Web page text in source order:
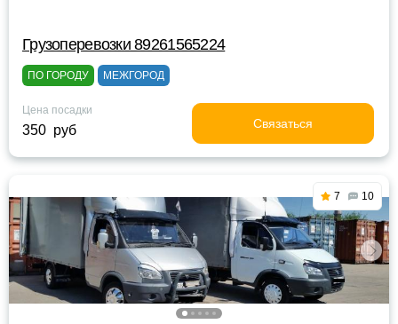
Грузоперевозки 89261565224
ПО ГОРОДУ МЕЖГОРОД
Цена посадки
350 руб Связаться
7 10